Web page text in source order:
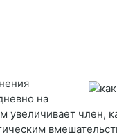
на
увеличивает член,